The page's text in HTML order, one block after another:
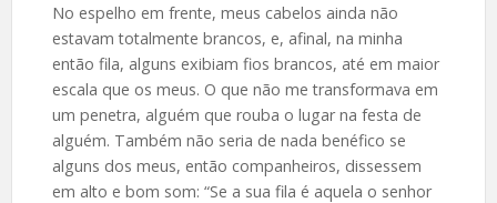
No espelho em frente, meus cabelos ainda não
estavam totalmente brancos, e, afinal, na minha
então fila, alguns exibiam fios brancos, até em maior
escala que os meus. O que não me transformava em
um penetra, alguém que rouba o lugar na festa de
alguém. Também não seria de nada benéfico se
alguns dos meus, então companheiros, dissessem
em alto e bom som: “Se a sua fila é aquela o senhor